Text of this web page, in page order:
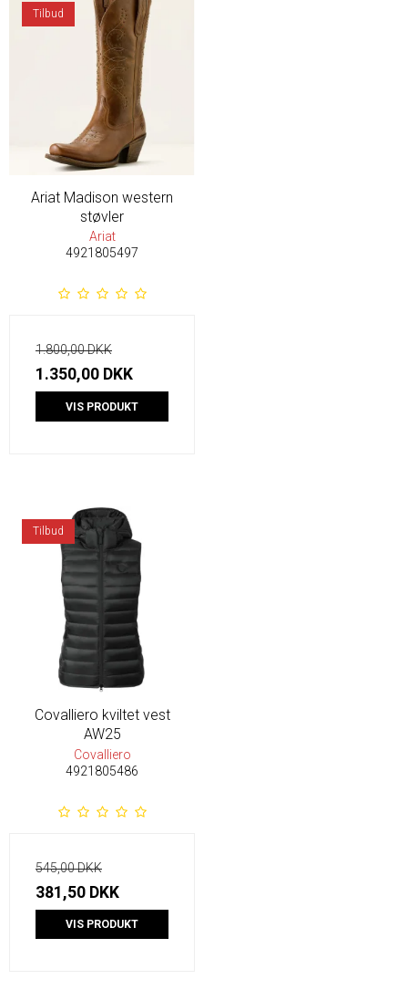
Tilbud
Ariat Madison western
støvler
Ariat
4921805497
1.800,00 DKK
1.350,00 DKK
VIS PRODUKT
Tilbud
Covalliero kviltet vest
AW25
Covalliero
4921805486
545,00 DKK
381,50 DKK
VIS PRODUKT